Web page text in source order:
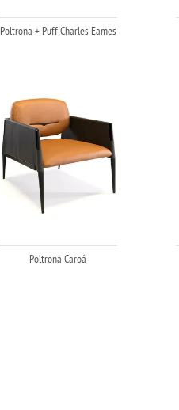
Poltrona + Puff Charles Eames
Poltrona Caroá